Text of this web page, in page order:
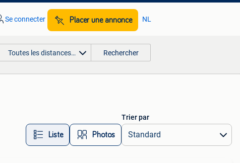
Se connecter Placer une annonce NL
Toutes les distances… Rechercher
Liste Photos
Trier par